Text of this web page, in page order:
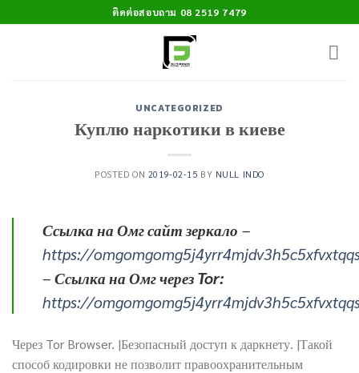
to
ติดต่อสอบถาม 08 2519 7479
UNCATEGORIZED
Куплю наркотики в киеве
POSTED ON 2019-02-15 BY NULL INDO
Ссылка на Омг сайт зеркало –
https://
– Ссылка на Омг через Tor:
https://
Через Tor Browser. |Безопасный доступ к даркнету. |Такой
способ кодировки не позволит правоохранительным